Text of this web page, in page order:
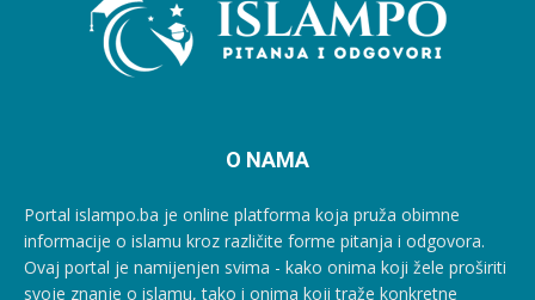
O NAMA
Portal islampo.ba je online platforma koja pruža obimne
informacije o islamu kroz različite forme pitanja i odgovora.
Ovaj portal je namijenjen svima - kako onima koji žele proširiti
svoje znanje o islamu, tako i onima koji traže konkretne